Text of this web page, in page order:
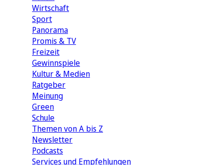
Wirtschaft
Sport
Panorama
Promis & TV
Freizeit
Gewinnspiele
Kultur & Medien
Ratgeber
Meinung
Green
Schule
Themen von A bis Z
Newsletter
Podcasts
Services und Empfehlungen